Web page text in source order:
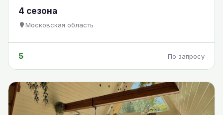
4 сезона
Московская область
5 По запросу